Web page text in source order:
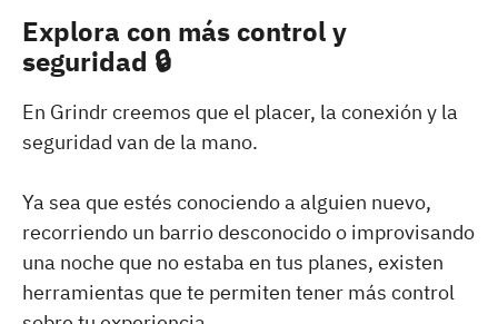
Explora con más control y
seguridad 🔒
En Grindr creemos que el placer, la conexión y la
seguridad van de la mano.
Ya sea que estés conociendo a alguien nuevo,
recorriendo un barrio desconocido o improvisando
una noche que no estaba en tus planes, existen
herramientas que te permiten tener más control